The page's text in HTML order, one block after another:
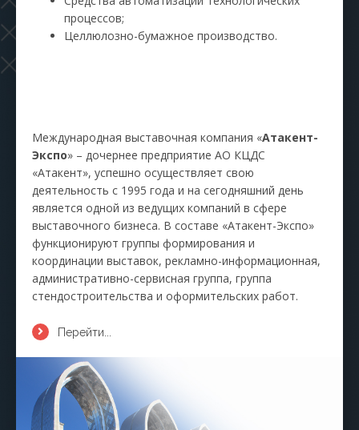
процессов;
Целлюлозно-бумажное производство.
Международная выставочная компания «Атакент-
Экспо» – дочернее предприятие АО КЦДС
«Атакент», успешно осуществляет свою
деятельность с 1995 года и на сегодняшний день
является одной из ведущих компаний в сфере
выставочного бизнеса. В составе «Атакент-Экспо»
функционируют группы формирования и
координации выставок, рекламно-информационная,
административно-сервисная группа, группа
стендостроительства и оформительских работ.
Перейти...